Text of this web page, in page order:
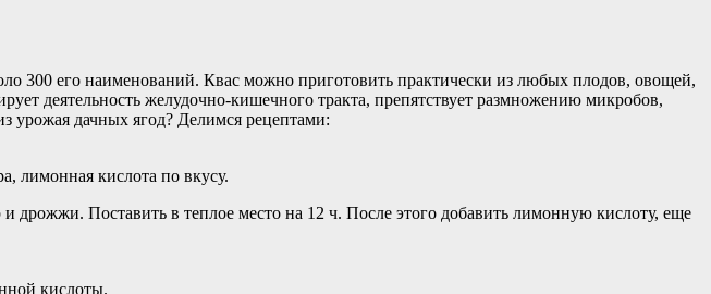
300 его наименований. Квас можно приготовить практически из любых плодов, овощей,
деятельность желудочно-кишечного тракта, препятствует размножению микробов,
урожая дачных ягод? Делимся рецептами:
лимонная кислота по вкусу.
дрожжи. Поставить в теплое место на 12 ч. После этого добавить лимонную кислоту, еще
кислоты.